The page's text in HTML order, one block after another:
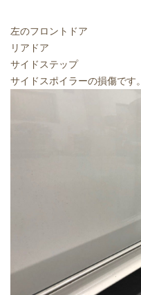
左のフロントドア
リアドア
サイドステップ
サイドスポイラーの損傷です。